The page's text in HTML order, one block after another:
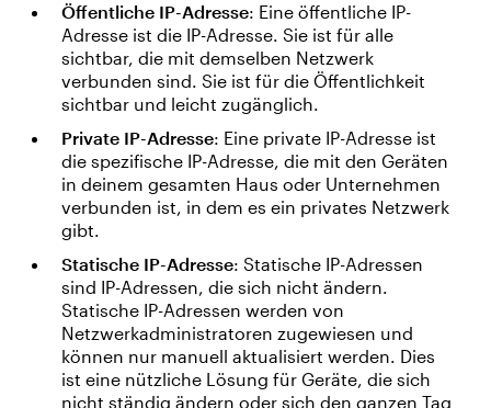
Öffentliche IP-Adresse: Eine öffentliche IP-
Adresse ist die IP-Adresse. Sie ist für alle
sichtbar, die mit demselben Netzwerk
verbunden sind. Sie ist für die Öffentlichkeit
sichtbar und leicht zugänglich.
Private IP-Adresse: Eine private IP-Adresse ist
die spezifische IP-Adresse, die mit den Geräten
in deinem gesamten Haus oder Unternehmen
verbunden ist, in dem es ein privates Netzwerk
gibt.
Statische IP-Adresse: Statische IP-Adressen
sind IP-Adressen, die sich nicht ändern.
Statische IP-Adressen werden von
Netzwerkadministratoren zugewiesen und
können nur manuell aktualisiert werden. Dies
ist eine nützliche Lösung für Geräte, die sich
nicht ständig ändern oder sich den ganzen Tag